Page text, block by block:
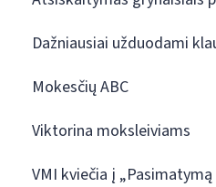
Dažniausiai užduodami
Mokesčių ABC
Viktorina moksleiviams
VMI kviečia į